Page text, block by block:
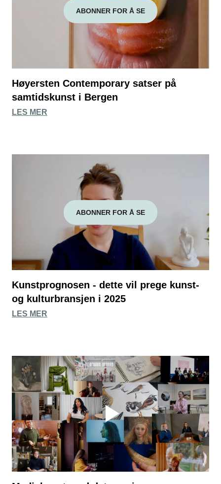
ABONNER FOR Å SE
Høyersten Contemporary satser på
samtidskunst i Bergen
LES MER
ABONNER FOR Å SE
Kunstprognosen - dette vil prege kunst-
og kulturbransjen i 2025
LES MER